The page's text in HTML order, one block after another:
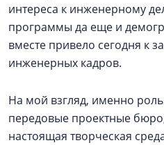
интереса к инженерному
программы да еще и
вместе привело сегодня к
инженерных кадров.
На мой взгляд, именно
передовые проектные
настоящая творческая